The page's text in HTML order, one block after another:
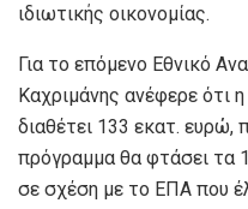
ιδιωτικής οικονομίας.
Για το επόμενο Εθνικό
Καχριμάνης ανέφερε ότι
διαθέτει 133 εκατ. ευρώ,
πρόγραμμα θα φτάσει τα
σε σχέση με το ΕΠΑ που